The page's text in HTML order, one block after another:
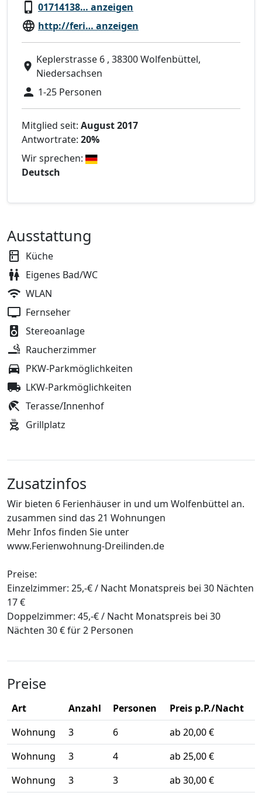
01714138… anzeigen
http://feri… anzeigen
Keplerstrasse 6 , 38300 Wolfenbüttel,
Niedersachsen
1-25 Personen
Mitglied seit: August 2017
Antwortrate: 20%
Wir sprechen:
Deutsch
Ausstattung
Küche
Eigenes Bad/WC
WLAN
Fernseher
Stereoanlage
Raucherzimmer
PKW-Parkmöglichkeiten
LKW-Parkmöglichkeiten
Terasse/Innenhof
Grillplatz
Zusatzinfos
Wir bieten 6 Ferienhäuser in und um Wolfenbüttel an.
zusammen sind das 21 Wohnungen
Mehr Infos finden Sie unter
www.Ferienwohnung-Dreilinden.de
Preise:
Einzelzimmer: 25,-€ / Nacht Monatspreis bei 30 Nächten
17 €
Doppelzimmer: 45,-€ / Nacht Monatspreis bei 30
Nächten 30 € für 2 Personen
Preise
Art Anzahl Personen
Preis p.P./Nacht
Wohnung
3 6
ab 20,00 €
Wohnung
3 4
ab 25,00 €
Wohnung
3 3 ab 30,00 €